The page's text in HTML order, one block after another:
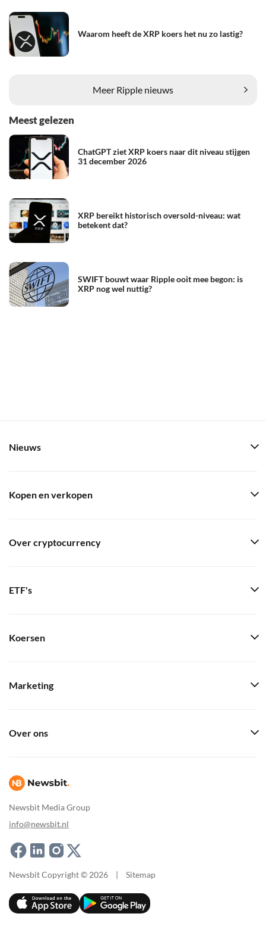
Waarom heeft de XRP koers het nu zo lastig?
Meer Ripple nieuws
Meest gelezen
ChatGPT ziet XRP koers naar dit niveau stijgen
31 december 2026
XRP bereikt historisch oversold-niveau: wat
betekent dat?
SWIFT bouwt waar Ripple ooit mee begon: is
XRP nog wel nuttig?
Newsbit Media Group
info@newsbit.nl
Nieuws
Kopen en verkopen
Over cryptocurrency
ETF's
Koersen
Marketing
Over ons
Newsbit Copyright © 2026 | Sitemap